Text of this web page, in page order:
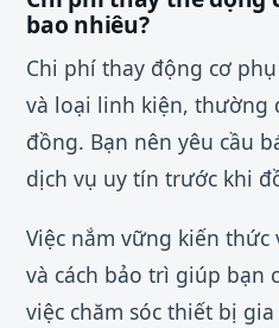
bao nhiêu?
Chi phí thay động cơ
và loại linh kiện, thường
đồng. Bạn nên yêu cầu
dịch vụ uy tín trước khi
Việc nắm vững kiến
và cách bảo trì giúp bạn
việc chăm sóc thiết bị